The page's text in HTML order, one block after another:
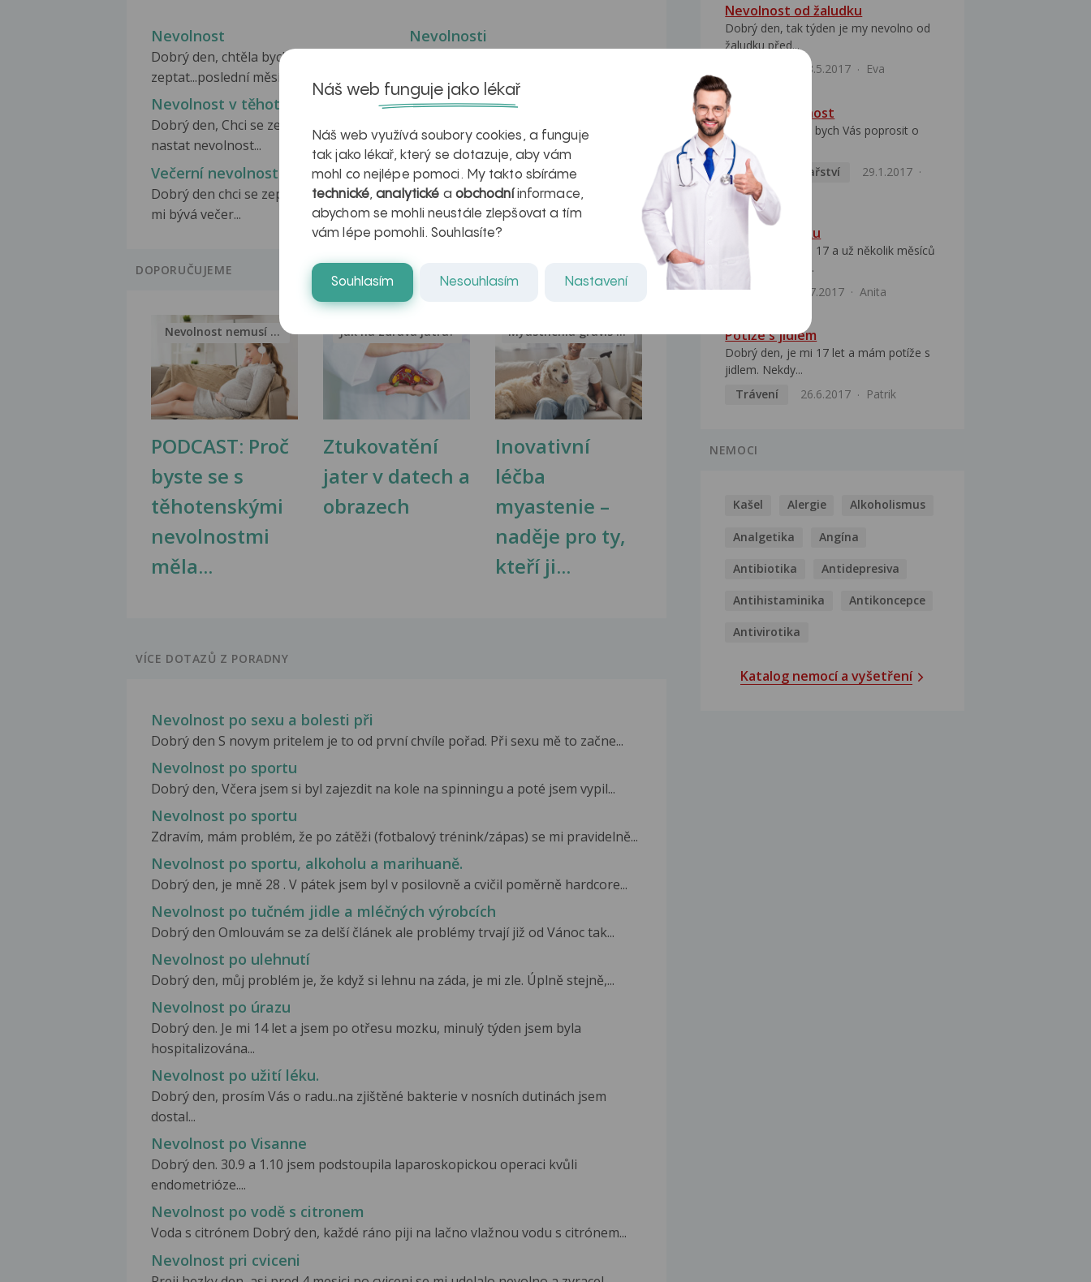
Nevolnost
Dobrý den, chtěla bych se
zeptat...poslední měsíce...
Nevolnosti
Nevolnost v těhotenství
Dobrý den, Chci se zeptat kdy může
nastat nevolnost...
Nevolnost
Dobrý den.Je mi 13 let a poslední
měsíc trpím silnými...
Večerní nevolnost
Dobrý den chci se zeptat. Už 4-ty den
mi bývá večer...
Utrogestan a nevolnost
Dobry den v utery 16.5 jsem byla na
gynekologii a oznamili...
DOPORUČUJEME
PODCAST: Proč
byste se s
těhotenskými
nevolnostmi
měla...
Nevolnost nemusí být nutnou...
Ztukovatění
jater v datech a
obrazech
Jak na zdravá játra?
Inovativní
léčba
myastenie –
naděje pro ty,
kteří ji...
Myasthenia gravis – vše, co...
VÍCE DOTAZŮ Z PORADNY
Nevolnost po sexu a bolesti při
Dobrý den S novym pritelem je to od první chvíle pořad. Při sexu mě to začne...
Nevolnost po sportu
Dobrý den, Včera jsem si byl zajezdit na kole na spinningu a poté jsem vypil...
Nevolnost po sportu
Zdravím, mám problém, že po zátěži (fotbalový trénink/zápas) se mi pravidelně...
Nevolnost po sportu, alkoholu a marihuaně.
Dobrý den, je mně 28 . V pátek jsem byl v posilovně a cvičil poměrně hardcore...
Nevolnost po tučném jidle a mléčných výrobcích
Dobrý den Omlouvám se za delší článek ale problémy trvají již od Vánoc tak...
Nevolnost po ulehnutí
Dobrý den, můj problém je, že když si lehnu na záda, je mi zle. Úplně stejně,...
Nevolnost po úrazu
Dobrý den. Je mi 14 let a jsem po otřesu mozku, minulý týden jsem byla
hospitalizována...
Nevolnost po užití léku.
Dobrý den, prosím Vás o radu..na zjištěné bakterie v nosních dutinách jsem
dostal...
Nevolnost po Visanne
Dobrý den. 30.9 a 1.10 jsem podstoupila laparoskopickou operaci kvůli
endometrióze....
Nevolnost po vodě s citronem
Voda s citrónem Dobrý den, každé ráno piji na lačno vlažnou vodu s citrónem...
Nevolnost pri cviceni
Nevolnost od žaludku
Dobrý den, tak týden je my nevolno od
žaludku před...
28.5.2017 Eva
Únava, nevolnost
Dobrý den, chtěl bych Vás poprosit o
názor. Zhruba...
Praktické lékařství
29.1.2017
Vlastimil
Bolesti žaludku
Dobrý den, je mi 17 a už několik měsíců
mě trápí bolesti...
Trávení
6.7.2017 Anita
Potíže s jídlem
Dobrý den, je mi 17 let a mám potíže s
jidlem. Nekdy...
Trávení
26.6.2017 Patrik
NEMOCI
Kašel Alergie Alkoholismus
Analgetika Angína
Antibiotika Antidepresiva
Antihistaminika Antikoncepce
Antivirotika
Katalog nemocí a vyšetření
Náš web funguje jako lékař
Náš web využívá soubory cookies, a funguje
tak jako lékař, který se dotazuje, aby vám
mohl co nejlépe pomoci. My takto sbíráme
technické,analytické a obchodníinformace,
abychom se mohli neustále zlepšovat a tím
vám lépe pomohli. Souhlasíte?
Souhlasím Nesouhlasím Nastavení